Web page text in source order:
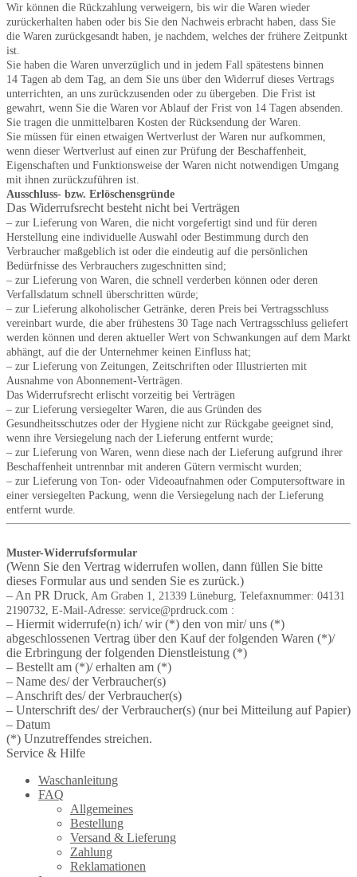
Wir können die Rückzahlung verweigern, bis wir die Waren wieder
zurückerhalten haben oder bis Sie den Nachweis erbracht haben, dass Sie
die Waren zurückgesandt haben, je nachdem, welches der frühere Zeitpunkt
ist.
Sie haben die Waren unverzüglich und in jedem Fall spätestens binnen
14 Tagen ab dem Tag, an dem Sie uns über den Widerruf dieses Vertrags
unterrichten, an uns zurückzusenden oder zu übergeben. Die Frist ist
gewahrt, wenn Sie die Waren vor Ablauf der Frist von 14 Tagen absenden.
Sie tragen die unmittelbaren Kosten der Rücksendung der Waren.
Sie müssen für einen etwaigen Wertverlust der Waren nur aufkommen,
wenn dieser Wertverlust auf einen zur Prüfung der Beschaffenheit,
Eigenschaften und Funktionsweise der Waren nicht notwendigen Umgang
mit ihnen zurückzuführen ist.
Ausschluss- bzw. Erlöschensgründe
Das Widerrufsrecht besteht nicht bei Verträgen
– zur Lieferung von Waren, die nicht vorgefertigt sind und für deren
Herstellung eine individuelle Auswahl oder Bestimmung durch den
Verbraucher maßgeblich ist oder die eindeutig auf die persönlichen
Bedürfnisse des Verbrauchers zugeschnitten sind;
– zur Lieferung von Waren, die schnell verderben können oder deren
Verfallsdatum schnell überschritten würde;
– zur Lieferung alkoholischer Getränke, deren Preis bei Vertragsschluss
vereinbart wurde, die aber frühestens 30 Tage nach Vertragsschluss geliefert
werden können und deren aktueller Wert von Schwankungen auf dem Markt
abhängt, auf die der Unternehmer keinen Einfluss hat;
– zur Lieferung von Zeitungen, Zeitschriften oder Illustrierten mit
Ausnahme von Abonnement-Verträgen.
Das Widerrufsrecht erlischt vorzeitig bei Verträgen
– zur Lieferung versiegelter Waren, die aus Gründen des
Gesundheitsschutzes oder der Hygiene nicht zur Rückgabe geeignet sind,
wenn ihre Versiegelung nach der Lieferung entfernt wurde;
– zur Lieferung von Waren, wenn diese nach der Lieferung aufgrund ihrer
Beschaffenheit untrennbar mit anderen Gütern vermischt wurden;
– zur Lieferung von Ton- oder Videoaufnahmen oder Computersoftware in
einer versiegelten Packung, wenn die Versiegelung nach der Lieferung
entfernt wurde.
Muster-Widerrufsformular
(Wenn Sie den Vertrag widerrufen wollen, dann füllen Sie bitte
dieses Formular aus und senden Sie es zurück.)
– An PR Druck , Am Graben 1, 21339 Lüneburg Telefaxnummer: 04131
2190732, E-Mail-Adresse: service@prdruck.com :
– Hiermit widerrufe(n) ich/ wir (*) den von mir/ uns (*)
abgeschlossenen Vertrag über den Kauf der folgenden Waren (*)/
die Erbringung der folgenden Dienstleistung (*)
– Bestellt am (*)/ erhalten am (*)
– Name des/ der Verbraucher(s)
– Anschrift des/ der Verbraucher(s)
– Unterschrift des/ der Verbraucher(s) (nur bei Mitteilung auf Papier)
– Datum
(*) Unzutreffendes streichen.
Service & Hilfe
Waschanleitung
FAQ
Allgemeines
Bestellung
Versand & Lieferung
Zahlung
Reklamationen